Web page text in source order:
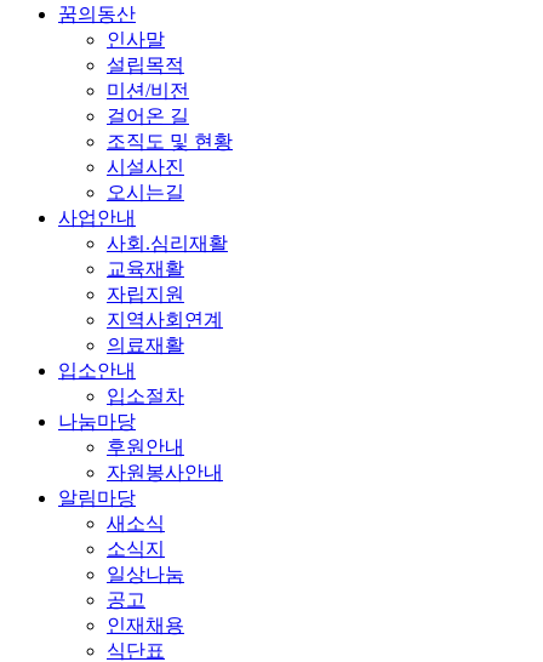
꿈의동산
인사말
설립목적
미션/비전
걸어온 길
조직도 및 현황
시설사진
오시는길
사업안내
사회.심리재활
교육재활
자립지원
지역사회연계
의료재활
입소안내
입소절차
나눔마당
후원안내
자원봉사안내
알림마당
새소식
소식지
일상나눔
공고
인재채용
식단표